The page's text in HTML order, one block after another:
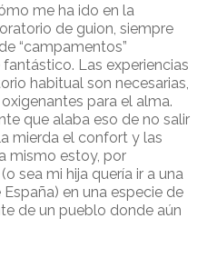
me ha ido en la
de guion, siempre
“campamentos”
Las experiencias
habitual son necesarias,
para el alma.
que alaba eso de no salir
mierda el confort y las
mismo estoy, por
sea mi hija quería ir a una
en una especie de
de un pueblo donde aún